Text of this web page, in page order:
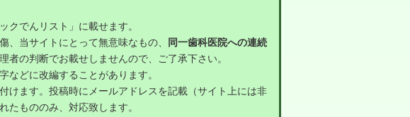
でんリスト」に載せます。
当サイトにとって無意味なもの、
同一歯科医院への連続
者の判断でお載せしませんので、ご了承下さい。
どに改編することがあります。
けます。投稿時にメールアドレスを記載（サイト上には非
たもののみ、対応致します。